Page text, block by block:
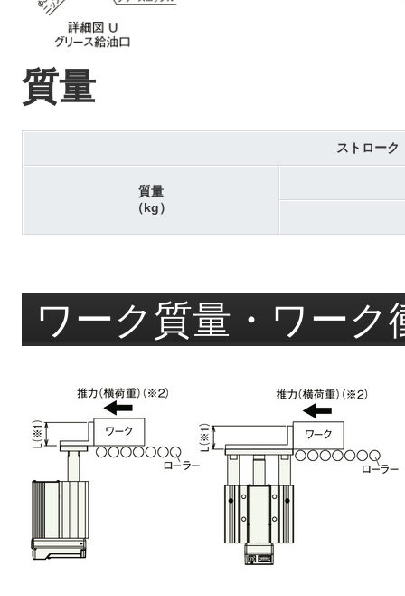
質量
ストローク
質量
（kg）
ワーク質量・ワー